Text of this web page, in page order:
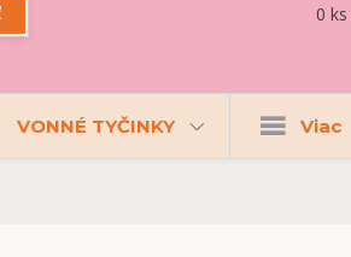
0 ks
VONNÉ TYČINKY Viac